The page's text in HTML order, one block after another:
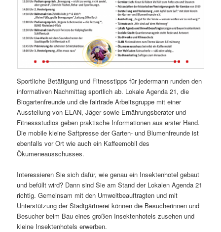
Sportliche Betätigung und Fitnesstipps für jedermann runden den
informativen Nachmittag sportlich ab. Lokale Agenda 21, die
Biogartenfreunde und die fairtrade Arbeitsgruppe mit einer
Ausstellung von ELAN, Jäger sowie Ernährungsberater und
Fitnessstudios geben praktische Informationen aus erster Hand.
Die mobile kleine Saftpresse der Garten- und Blumenfreunde ist
ebenfalls vor Ort wie auch ein Kaffeemobil des
Ökumeneausschusses.
Interessieren Sie sich dafür, wie genau ein Insektenhotel gebaut
und befüllt wird? Dann sind Sie am Stand der Lokalen Agenda 21
richtig. Gemeinsam mit den Umweltbeauftragten und mit
Unterstützung der Stadtgärtnerei können die Besucherinnen und
Besucher beim Bau eines großen Insektenhotels zusehen und
kleine Insektenhotels erwerben.